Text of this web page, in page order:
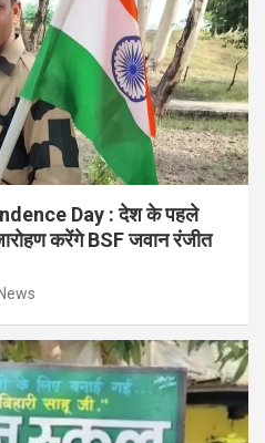
Day : देश के पहले
करेंगे BSF जवान रंजीत